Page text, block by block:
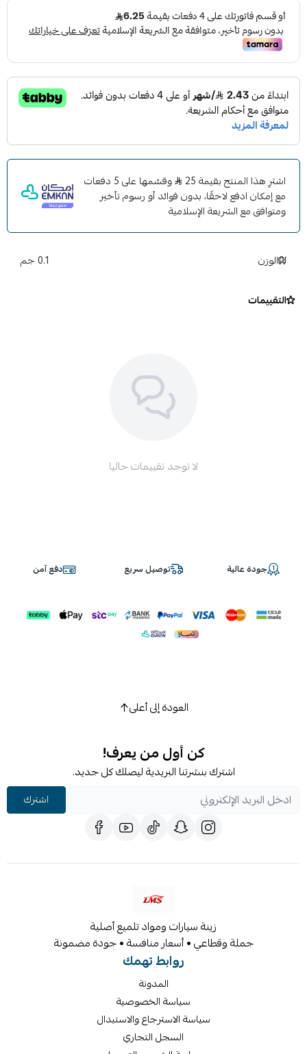
اشترِ هذا المنتج بقيمة 25
وقسّمها على 5 دفعات
مع إمكان ادفع لاحقًا، بدون فوائد أو رسوم تأخير
ومتوافق مع الشريعة الإسلامية
الوزن 0.1 جم
التقييمات
لا توجد تقييمات حاليا
جودة عالية توصيل سريع دفع آمن
العودة إلى أعلى
كن أول من يعرف!
اشترك بنشرتنا البريدية ليصلك كل جديد.
اشترك
زينة سيارات ومواد تلميع أصلية
جملة وقطاعي • أسعار منافسة • جودة مضمونة
روابط تهمك
المدونة
سياسة الخصوصية
سياسة الاسترجاع والاستبدال
السجل التجاري